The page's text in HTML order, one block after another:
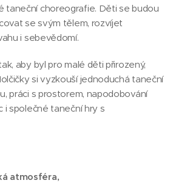
taneční choreografie. Děti se budou
se svým tělem, rozvíjet
i sebevědomí.
aby byl pro malé děti přirozený,
si vyzkouší jednoduchá taneční
práci s prostorem, napodobování
i společné taneční hry s
atmosféra,